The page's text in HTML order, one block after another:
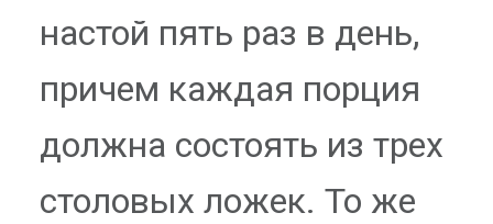
настой пять раз в день,
причем каждая порция
должна состоять из трех
столовых ложек. То же